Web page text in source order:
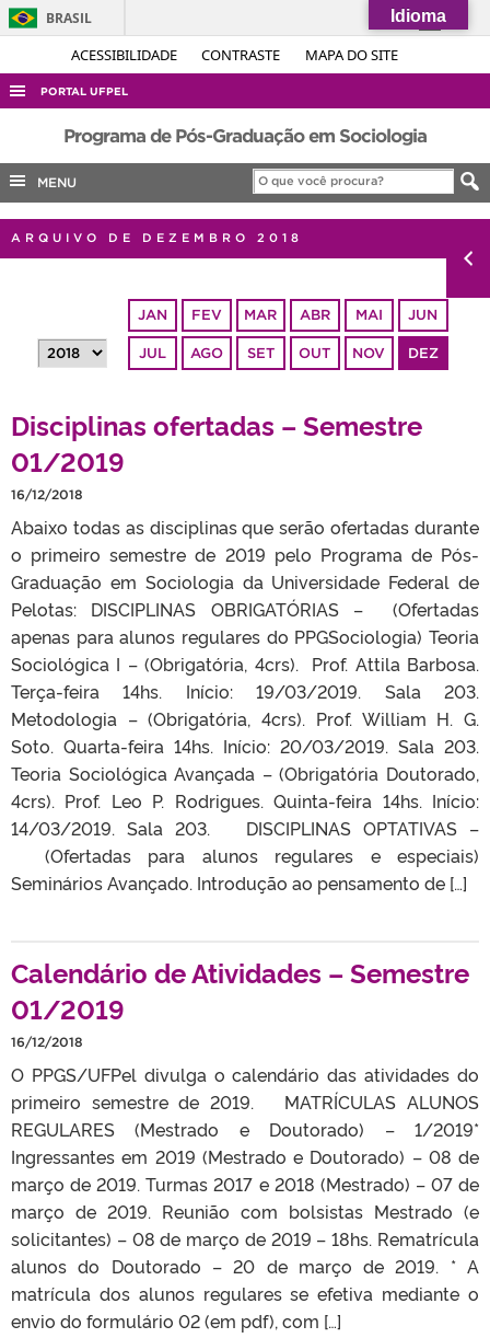
ACESSIBILIDADE CONTRASTE MAPA DO SITE
BRASIL
Simplifique!
Acesso à informação
Legislação
Canais
PORTAL UFPEL
ACESSO À INFORMAÇÃO
AUDITORIA
COBALTO
CONCURSOS
OUVIDORIA
TELEFONES
Programa de Pós-Graduação em Sociologia
MENU
ARQUIVO DE DEZEMBRO 2018
JAN FEV MAR ABR MAI JUN
JUL AGO SET OUT NOV DEZ
Disciplinas ofertadas – Semestre
01/2019
16/12/2018
Abaixo todas as disciplinas que serão ofertadas durante
o primeiro semestre de 2019 pelo Programa de Pós-
Graduação em Sociologia da Universidade Federal de
Pelotas: DISCIPLINAS OBRIGATÓRIAS – (Ofertadas
apenas para alunos regulares do PPGSociologia) Teoria
Sociológica I – (Obrigatória, 4crs). Prof. Attila Barbosa.
Terça-feira 14hs. Início: 19/03/2019. Sala 203.
Metodologia – (Obrigatória, 4crs). Prof. William H. G.
Soto. Quarta-feira 14hs. Início: 20/03/2019. Sala 203.
Teoria Sociológica Avançada – (Obrigatória Doutorado,
4crs). Prof. Leo P. Rodrigues. Quinta-feira 14hs. Início:
14/03/2019. Sala 203. DISCIPLINAS OPTATIVAS –
(Ofertadas para alunos regulares e especiais)
Seminários Avançado. Introdução ao pensamento de […]
Calendário de Atividades – Semestre
01/2019
16/12/2018
O PPGS/UFPel divulga o calendário das atividades do
primeiro semestre de 2019. MATRÍCULAS ALUNOS
REGULARES (Mestrado e Doutorado) – 1/2019*
Ingressantes em 2019 (Mestrado e Doutorado) – 08 de
março de 2019. Turmas 2017 e 2018 (Mestrado) – 07 de
março de 2019. Reunião com bolsistas Mestrado (e
solicitantes) – 08 de março de 2019 – 18hs. Rematrícula
alunos do Doutorado – 20 de março de 2019. * A
matrícula dos alunos regulares se efetiva mediante o
envio do formulário 02 (em pdf), com […]
Idioma